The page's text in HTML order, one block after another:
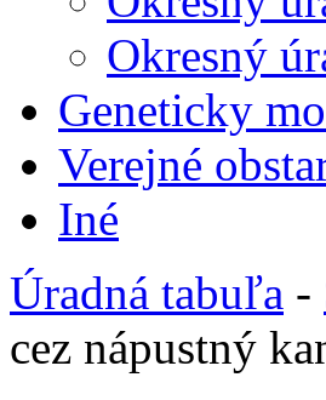
Okresný
Geneticky
Verejné
Iné
Úradná tabuľa -
cez nápustný